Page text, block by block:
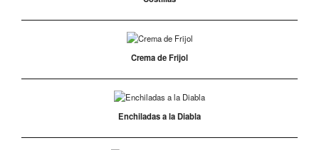
Crema de Frijol
Enchiladas a la Diabla